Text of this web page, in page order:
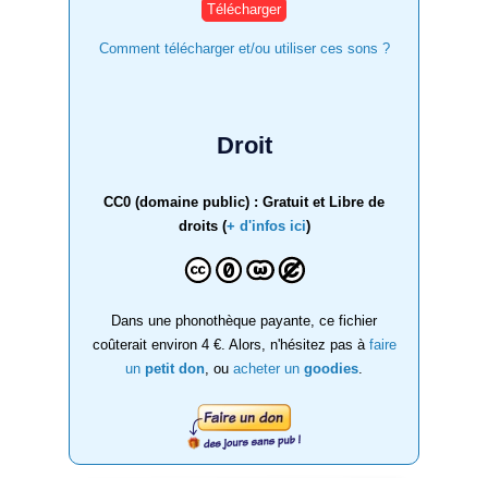
Comment télécharger et/ou utiliser ces sons ?
Droit
CC0 (domaine public) : Gratuit et Libre de
droits (+ d'infos ici)
Dans une phonothèque payante, ce fichier
coûterait environ 4 €. Alors, n'hésitez pas à faire
un petit don , ou acheter un goodies